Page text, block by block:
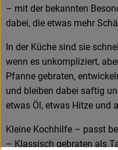
– mit der bekannten
dabei, die etwas mehr
In der Küche sind sie
wenn es unkompliziert,
Pfanne gebraten,
und bleiben dabei saftig
etwas Öl, etwas Hitze und
Kleine Kochhilfe – passt
– Klassisch gebraten als